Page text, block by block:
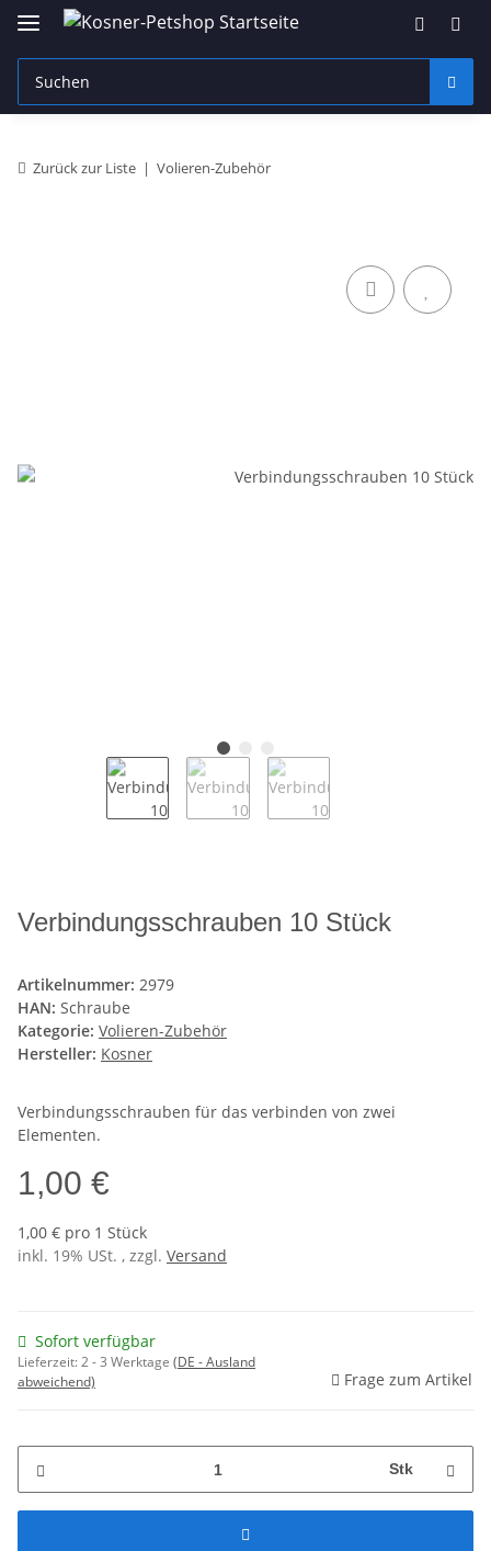
Zurück zur Liste Volieren-Zubehör
Verbindungsschrauben 10 Stück
Artikelnummer: 2979
HAN: Schraube
Kategorie: Volieren-Zubehör
Hersteller: Kosner
Verbindungsschrauben für das verbinden von zwei
Elementen.
1,00 €
1,00 € pro 1 Stück
inkl. 19% USt. , zzgl. Versand
Sofort verfügbar
Lieferzeit:2 - 3 Werktage (DE - Ausland
abweichend)
Frage zum Artikel
Stk